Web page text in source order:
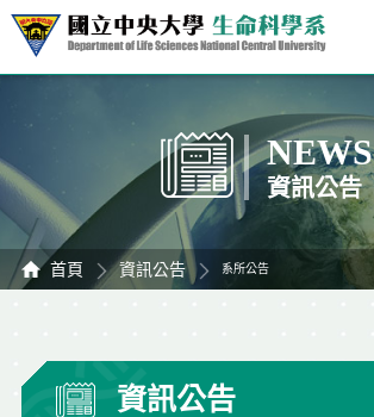
NEWS
資訊公告
首頁 資訊公告 系所公告
資訊公告